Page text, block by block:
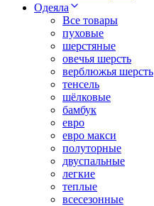
Одеяла
Все товары
пуховые
шерстяные
овечья шерсть
верблюжья шерсть
тенсель
шёлковые
бамбук
евро
евро макси
полуторные
двуспальные
легкие
теплые
всесезонные